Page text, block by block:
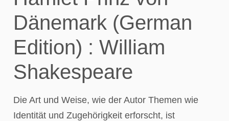
Dänemark (German
Edition) : William
Shakespeare
Die Art und Weise, wie der Autor Themen wie
Identität und Zugehörigkeit erforscht, ist